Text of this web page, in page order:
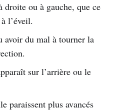
droite ou à gauche, que ce
l’éveil.
avoir du mal à tourner la
sur l’arrière ou le
paraissent plus avancés